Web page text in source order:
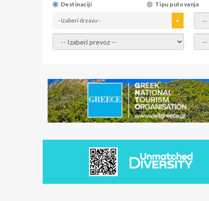
Destinaciji Tipu putovanja
- izaberi drzavu - -
- izaberi prevoz - -